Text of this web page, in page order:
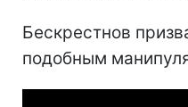
Бескрестнов
подобным